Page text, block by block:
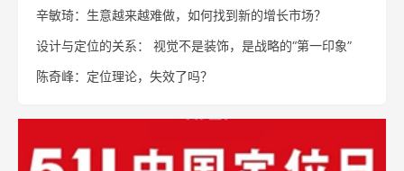
辛敏琦：生意越来越难做，如何找到新的增长市场？
设计与定位的关系： 视觉不是装饰，是战略的“第一印象”
陈奇峰：定位理论，失效了吗？